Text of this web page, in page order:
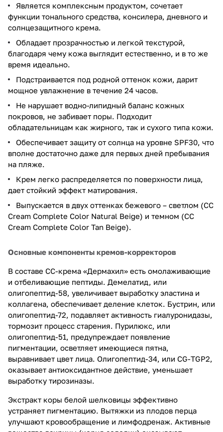
Является комплексным продуктом, сочетает
функции тонального средства, консилера, дневного и
солнцезащитного крема.
Обладает прозрачностью и легкой текстурой,
благодаря чему кожа выглядит естественно, и в то же
время идеально.
Подстраивается под родной оттенок кожи, дарит
мощное увлажнение в течение 24 часов.
Не нарушает водно-липидный баланс кожных
покровов, не забивает поры. Подходит
обладательницам как жирного, так и сухого типа кожи.
Обеспечивает защиту от солнца на уровне SPF30, что
вполне достаточно даже для первых дней пребывания
на пляже.
Крем легко распределяется по поверхности лица,
дает стойкий эффект матирования.
Выпускается в двух оттенках бежевого – светлом (CC
Cream Complete Color Natural Beige) и темном (CC
Cream Complete Color Tan Beige).
Основные компоненты кремов-корректоров
В составе СС-крема «Дермахил» есть омолаживающие
и отбеливающие пептиды. Демелатид, или
олигопептид-58, увеличивает выработку эластина и
коллагена, обеспечивает деление клеток. Бустрин, или
олигопептид-72, подавляет активность гиалуронидазы,
тормозит процесс старения. Пурилюкс, или
олигопептид-51, предупреждает появление
пигментации, осветляет имеющиеся пятна,
выравнивает цвет лица. Олигопептид-34, или CG-TGP2,
оказывает антиоксидантное действие, уменьшает
выработку тирозиназы.
Экстракт коры белой шелковицы эффективно
устраняет пигментацию. Вытяжки из плодов перца
улучшают кровообращение и лимфодренаж. Активные